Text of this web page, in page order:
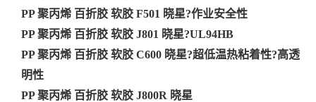
PP 聚丙烯 百折胶 软胶 F501 晓星?作业安全性
PP 聚丙烯 百折胶 软胶 J801 晓星?UL94HB
PP 聚丙烯 百折胶 软胶 C600 晓星?超低温热粘着性?高透
明性
PP 聚丙烯 百折胶 软胶 J800R 晓星